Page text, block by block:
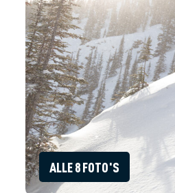
ALLE 8 FOTO'S